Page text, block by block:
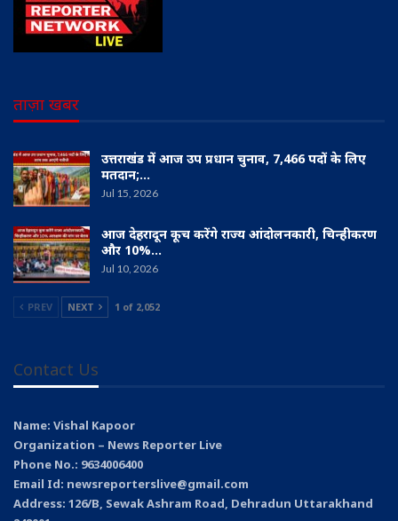
ताज़ा खबर
उत्तराखंड में आज उप प्रधान चुनाव, 7,466 पदों के लिए
मतदान;…
Jul 15, 2026
आज देहरादून कूच करेंगे राज्य आंदोलनकारी, चिन्हीकरण
और 10%…
Jul 10, 2026
PREV NEXT 1 of 2,052
Contact Us
Name: Vishal Kapoor
Organization – News Reporter Live
Phone No.: 9634006400
Email Id: newsreporterslive@gmail.com
Address: 126/B, Sewak Ashram Road, Dehradun Uttarakhand